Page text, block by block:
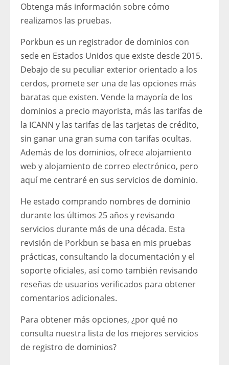
Obtenga más información sobre cómo
realizamos las pruebas.
Porkbun es un registrador de dominios con
sede en Estados Unidos que existe desde 2015.
Debajo de su peculiar exterior orientado a los
cerdos, promete ser una de las opciones más
baratas que existen. Vende la mayoría de los
dominios a precio mayorista, más las tarifas de
la ICANN y las tarifas de las tarjetas de crédito,
sin ganar una gran suma con tarifas ocultas.
Además de los dominios, ofrece alojamiento
web y alojamiento de correo electrónico, pero
aquí me centraré en sus servicios de dominio.
He estado comprando nombres de dominio
durante los últimos 25 años y revisando
servicios durante más de una década. Esta
revisión de Porkbun se basa en mis pruebas
prácticas, consultando la documentación y el
soporte oficiales, así como también revisando
reseñas de usuarios verificados para obtener
comentarios adicionales.
Para obtener más opciones, ¿por qué no
consulta nuestra lista de los mejores servicios
de registro de dominios?